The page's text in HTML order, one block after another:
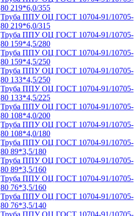
80 219*6,0/355
Труба ППУ ОЦ ГОСТ 10704-91/10705-
80 219*6,0/315
Труба ППУ ОЦ ГОСТ 10704-91/10705-
80 159*4,5/280
Труба ППУ ОЦ ГОСТ 10704-91/10705-
80 159*4,5/250
Труба ППУ ОЦ ГОСТ 10704-91/10705-
80 133*4,5/250
Труба ППУ ОЦ ГОСТ 10704-91/10705-
80 133*4,5/225
Труба ППУ ОЦ ГОСТ 10704-91/10705-
80 108*4,0/200
Труба ППУ ОЦ ГОСТ 10704-91/10705-
80 108*4,0/180
Труба ППУ ОЦ ГОСТ 10704-91/10705-
80 89*3,5/180
Труба ППУ ОЦ ГОСТ 10704-91/10705-
80 89*3,5/160
Труба ППУ ОЦ ГОСТ 10704-91/10705-
80 76*3,5/160
Труба ППУ ОЦ ГОСТ 10704-91/10705-
80 76*3,5/140
Труба ППУ ОЦ ГОСТ 10704-91/10705-